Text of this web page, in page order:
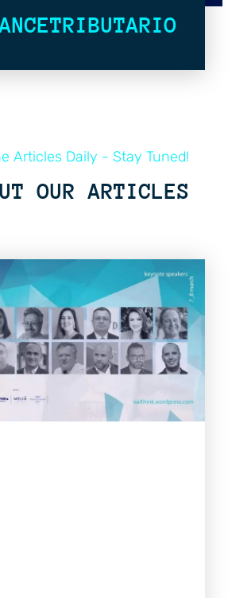
Articles Daily - Stay Tuned!
OUR ARTICLES